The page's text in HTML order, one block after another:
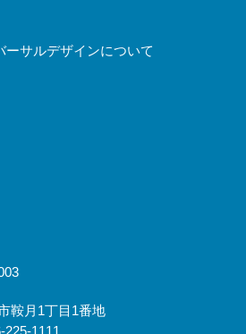
ーサルデザインについて
鞍月1丁目1番地
1111